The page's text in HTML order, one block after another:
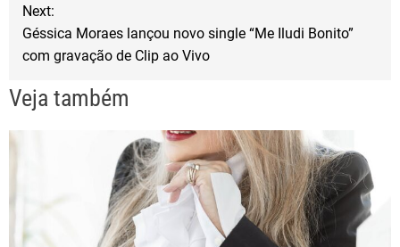
o
g
a
Next:
Géssica Moraes lançou novo single “Me Iludi Bonito”
com gravação de Clip ao Vivo
Veja também